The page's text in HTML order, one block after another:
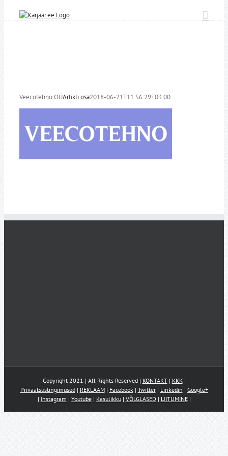
Veecotehno OÜArtikli osa2018-06-21T11:56:29+03:00
Copyright 2021 | All Rights Reserved | KONTAKT| KKK|
Privaatsustingimused| REKLAAM| Facebook| Twitter| Linkedin | Google+
| Instagram | Youtube| Kasulikku| VÕLGLASED | LIITUMINE|